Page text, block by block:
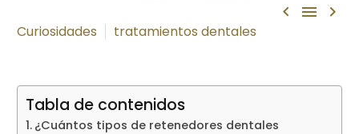
  
Curiosidades tratamientos dentales
Tabla de contenidos
¿Cuántos tipos de retenedores dentales